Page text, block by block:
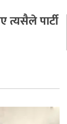
त्यसैले पार्टी